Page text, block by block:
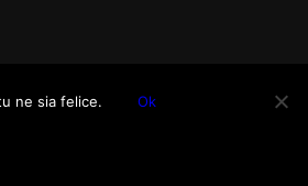
ne sia felice. Ok